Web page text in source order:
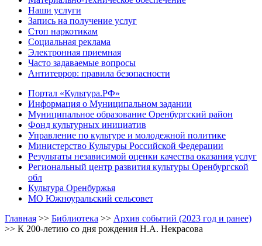
Наши услуги
Запись на получение услуг
Стоп наркотикам
Социальная реклама
Электронная приемная
Часто задаваемые вопросы
Антитеррор: правила безопасности
Портал «Культура.РФ»
Информация о Муниципальном задании
Муниципальное образование Оренбургский район
Фонд культурных инициатив
Управление по культуре и молодежной политике
Министерство Культуры Российской Федерации
Результаты независимой оценки качества оказания услуг
Региональный центр развития культуры Оренбургской
обл
Культура Оренбуржья
МО Южноуральский сельсовет
Главная >> Библиотека >> Архив событий (2023 год и ранее)
>> К 200-летию со дня рождения Н.А. Некрасова